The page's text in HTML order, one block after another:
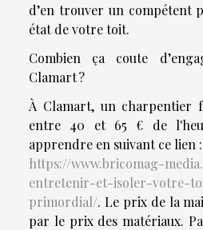
d’en trouver un compétent
état de votre toit.
Combien ça coute
Clamart ?
À Clamart, un charpentier
entre 40 et 65 € de
apprendre en suivant ce lien :
https://www.bricomag-
entretenir-et-isoler-votre-
primordial/. Le prix de la
par le prix des matériaux.